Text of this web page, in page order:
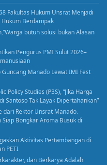
Fakultas Hukum Unsrat Menjadi
Berdampak
butuh solusi bukan Alasan
Pengurus PMI Sulut 2026–
Guncang Manado Lewat IMI Fest
Policy Studies (P3S), “Jika Harga
Santoso Tak Layak Dipertahankan”
dari Rektor Unsrat Manado.
Siap Bongkar Aroma Busuk di
Aktivitas Pertambangan di
PETI
dan Berkarya Adalah